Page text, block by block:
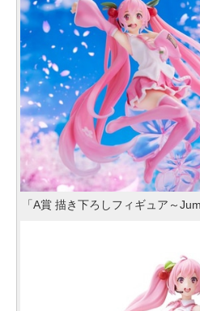
「A賞 描き下ろしフィギュア～